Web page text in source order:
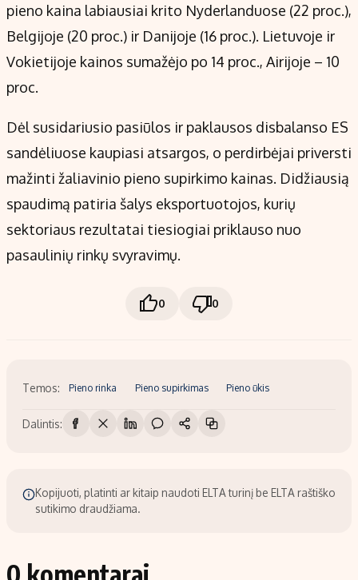
pieno kaina labiausiai krito Nyderlanduose (22 proc.),
Belgijoje (20 proc.) ir Danijoje (16 proc.). Lietuvoje ir
Vokietijoje kainos sumažėjo po 14 proc., Airijoje – 10
proc.
Dėl susidariusio pasiūlos ir paklausos disbalanso ES
sandėliuose kaupiasi atsargos, o perdirbėjai priversti
mažinti žaliavinio pieno supirkimo kainas. Didžiausią
spaudimą patiria šalys eksportuotojos, kurių
sektoriaus rezultatai tiesiogiai priklauso nuo
pasaulinių rinkų svyravimų.
0 0
Temos: Pieno rinka Pieno supirkimas Pieno ūkis
Dalintis:
Kopijuoti, platinti ar kitaip naudoti ELTA turinį be ELTA raštiško
sutikimo draudžiama.